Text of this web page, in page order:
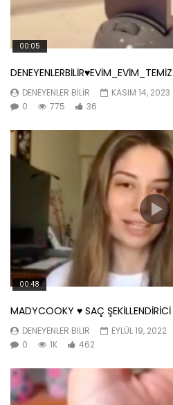
00:05
DENEYENLER BILIR
KASIM 14, 2023
0
775 36
00:48
MADYCOOKY ♥️ SAÇ ŞEKİLLENDİRİCİ
DENEYENLER BILIR
EYLÜL 19, 2022
0
1K 462